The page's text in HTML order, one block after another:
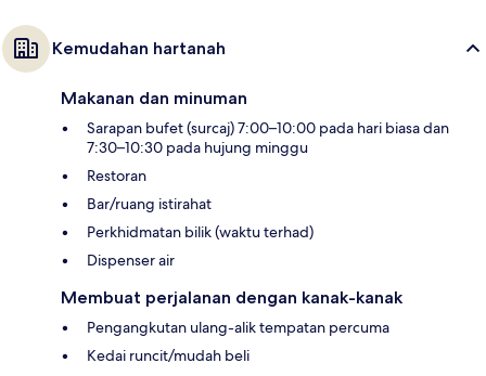
Kemudahan hartanah
Makanan dan minuman
Sarapan bufet (surcaj) 7:00–10:00 pada hari biasa dan
7:30–10:30 pada hujung minggu
Restoran
Bar/ruang istirahat
Perkhidmatan bilik (waktu terhad)
Dispenser air
Membuat perjalanan dengan kanak-kanak
Pengangkutan ulang-alik tempatan percuma
Kedai runcit/mudah beli